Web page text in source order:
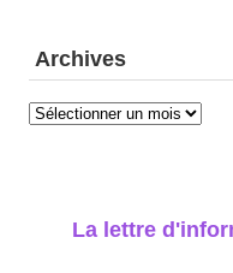
Archives
Archives
La lettre